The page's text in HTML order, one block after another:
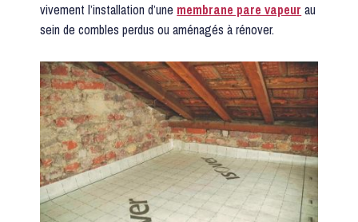
vivement l’installation d’une membrane pare vapeur au
sein de combles perdus ou aménagés à rénover.